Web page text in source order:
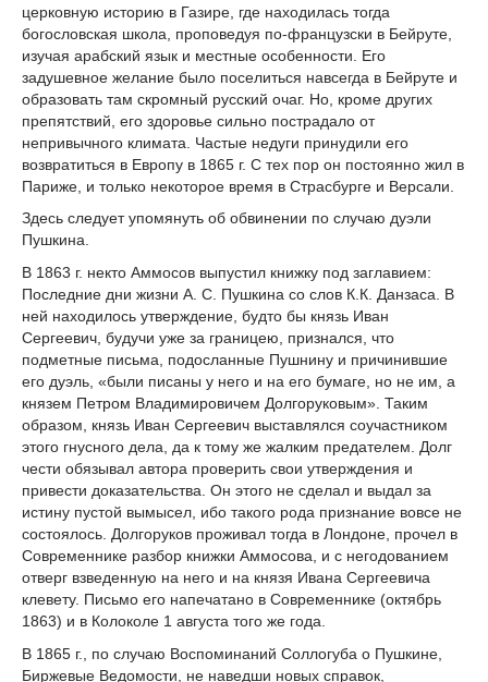
церковную историю в Газире, где находилась тогда
богословская школа, проповедуя по-французски в Бейруте,
изучая арабский язык и местные особенности. Его
задушевное желание было поселиться навсегда в Бейруте и
образовать там скромный русский очаг. Но, кроме других
препятствий, его здоровье сильно пострадало от
непривычного климата. Частые недуги принудили его
возвратиться в Европу в 1865 г. С тех пор он постоянно жил в
Париже, и только некоторое время в Страсбурге и Версали.
Здесь следует упомянуть об обвинении по случаю дуэли
Пушкина.
В 1863 г. некто Аммосов выпустил книжку под заглавием:
Последние дни жизни А. С. Пушкина со слов К.К. Данзаса. В
ней находилось утверждение, будто бы князь Иван
Сергеевич, будучи уже за границею, признался, что
подметные письма, подосланные Пушнину и причинившие
его дуэль, «были писаны у него и на его бумаге, но не им, а
князем Петром Владимировичем Долгоруковым». Таким
образом, князь Иван Сергеевич выставлялся соучастником
этого гнусного дела, да к тому же жалким предателем. Долг
чести обязывал автора проверить свои утверждения и
привести доказательства. Он этого не сделал и выдал за
истину пустой вымысел, ибо такого рода признание вовсе не
состоялось. Долгоруков проживал тогда в Лондоне, прочел в
Современнике разбор книжки Аммосова, и с негодованием
отверг взведенную на него и на князя Ивана Сергеевича
клевету. Письмо его напечатано в Современнике (октябрь
1863) и в Колоколе 1 августа того же года.
В 1865 г., по случаю Воспоминаний Соллогуба о Пушкине,
Биржевые Ведомости, не наведши новых справок,